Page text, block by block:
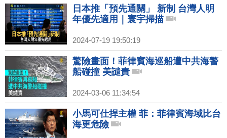
日本推「預先通關」 新制 台灣人明
年優先適用｜寰宇掃描
2024-07-19 19:50:19
驚險畫面！菲律賓海巡船遭中共海警
船碰撞 美譴責
2024-03-06 11:34:54
小馬可仕捍主權 菲：菲律賓海域比台
海更危險